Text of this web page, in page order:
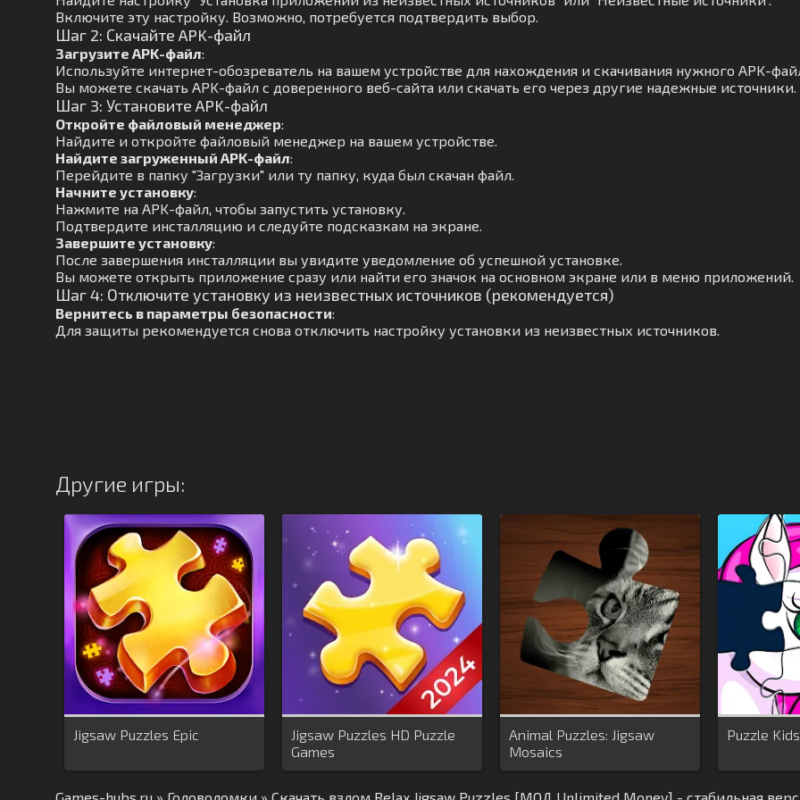
Включите эту настройку. Возможно, потребуется подтвердить выбор.
Шаг 2: Скачайте APK-файл
Загрузите APK-файл:
Используйте интернет-обозреватель на вашем устройстве для нахождения и скачивания нужного APK-
Вы можете скачать APK-файл с доверенного веб-сайта или скачать его через другие надежные источники.
Шаг 3: Установите APK-файл
Откройте файловый менеджер:
Найдите и откройте файловый менеджер на вашем устройстве.
Найдите загруженный APK-файл:
Перейдите в папку "Загрузки" или ту папку, куда был скачан файл.
Начните установку:
Нажмите на APK-файл, чтобы запустить установку.
Подтвердите инсталляцию и следуйте подсказкам на экране.
Завершите установку:
После завершения инсталляции вы увидите уведомление об успешной установке.
Вы можете открыть приложение сразу или найти его значок на основном экране или в меню приложений.
Шаг 4: Отключите установку из неизвестных источников (рекомендуется)
Вернитесь в параметры безопасности:
Для защиты рекомендуется снова отключить настройку установки из неизвестных источников.
Другие игры:
Jigsaw Puzzles Epic
Jigsaw Puzzles HD Puzzle
Games
Animal Puzzles: Jigsaw
Mosaics
Puzzle